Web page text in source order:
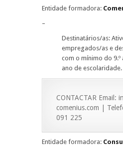
Entidade formadora:
–
Destinatários/as:
empregados/as e
com o mínimo do 9.º
ano de escolaridade.
CONTACTAR Email:
comenius.com |
091 225
Entidade formadora: